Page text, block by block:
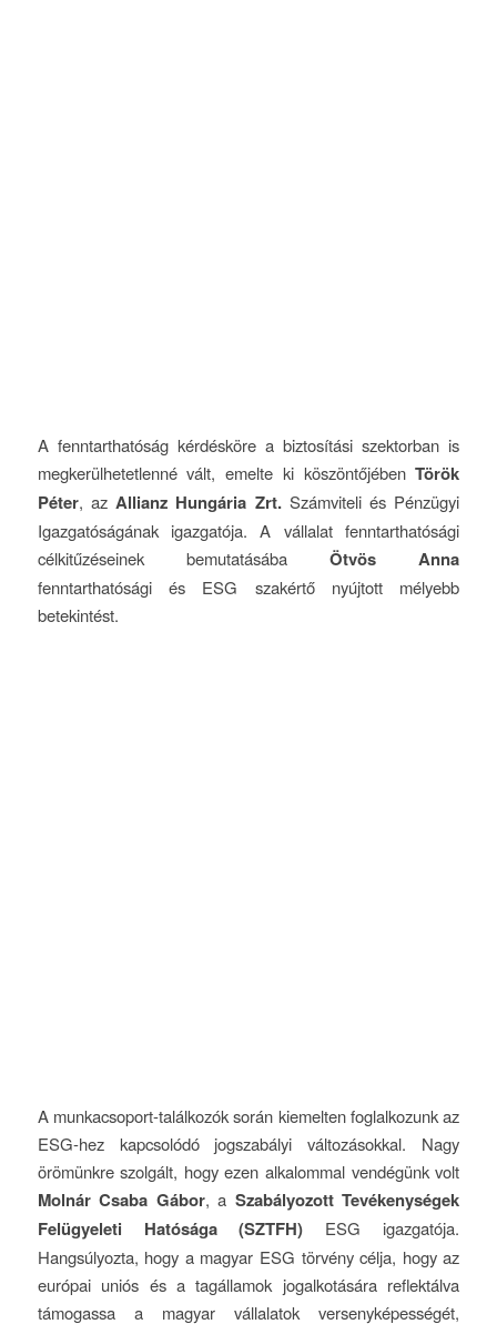
A fenntarthatóság kérdésköre a biztosítási szektorban is
megkerülhetetlenné vált, emelte ki köszöntőjébenTörök
Péter, az Allianz Hungária Zrt.Számviteli és Pénzügyi
Igazgatóságának igazgatója. A vállalat fenntarthatósági
célkitűzéseinek bemutatásábaÖtvös Anna
fenntarthatósági és ESG szakértő nyújtott mélyebb
betekintést.
A munkacsoport-találkozók során kiemelten foglalkozunk az
ESG-hez kapcsolódó jogszabályi változásokkal. Nagy
örömünkre szolgált, hogy ezen alkalommal vendégünk volt
Molnár Csaba Gábor, a Szabályozott Tevékenységek
Felügyeleti Hatósága (SZTFH) ESG igazgatója.
Hangsúlyozta, hogy a magyar ESG törvény célja, hogy az
európai uniós és a tagállamok jogalkotására reflektálva
támogassa a magyar vállalatok versenyképességét,